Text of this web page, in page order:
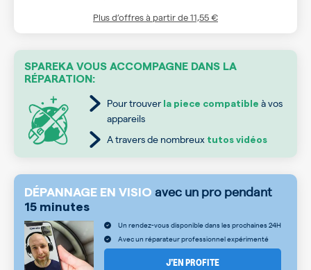
Plus d’offres à partir de11,55 €
SPAREKA VOUS ACCOMPAGNE DANS LA
RÉPARATION:
Pour trouver la piece compatible à vos
appareils
A travers de nombreux tutos vidéos
DÉPANNAGE EN VISIO avec un pro pendant
15 minutes
Un rendez-vous disponible dans les prochaines 24H
Avec un réparateur professionnel expérimenté
J’EN PROFITE